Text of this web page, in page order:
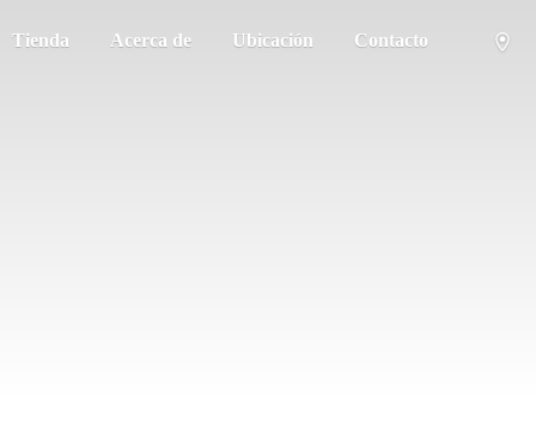
Tienda Acerca de Ubicación Contacto